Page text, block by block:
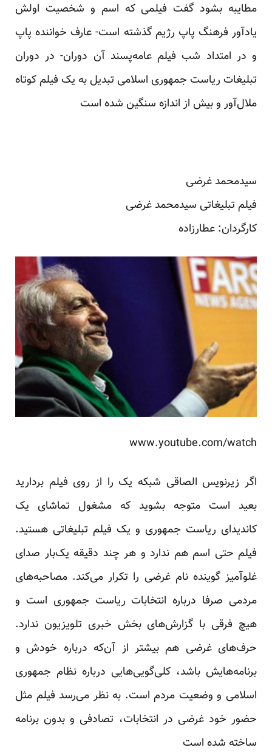
مطایبه بشود گفت فیلمی که اسم و شخصیت اولش
یادآور فرهنگ پاپ رژیم گذشته است- عارف خواننده پاپ
و در امتداد شب فیلم عامه‌پسند آن دوران- در دوران
تبلیغات ریاست جمهوری اسلامی تبدیل به یک فیلم کوتاه
ملال‌آور و بیش از اندازه سنگین شده است
سیدمحمد غرضی
فیلم تبلیغاتی سیدمحمد غرضی
کارگردان: عطارزاده
www.youtube.com/watch
اگر زیرنویس الصاقی شبکه یک را از روی فیلم بردارید
بعید است متوجه بشوید که مشغول تماشای یک
کاندیدای ریاست جمهوری و یک فیلم تبلیغاتی هستید.
فیلم حتی اسم هم ندارد و هر چند دقیقه یک‌بار صدای
غلوآمیز گوینده نام غرضی را تکرار می‌کند. مصاحبه‌های
مردمی صرفا درباره انتخابات ریاست جمهوری است و
هیچ فرقی با گزارش‌های بخش خبری تلویزیون ندارد.
حرف‌های غرضی هم بیشتر از آن‌که درباره خودش و
برنامه‌هایش باشد، کلی‌گویی‌هایی درباره نظام جمهوری
اسلامی و وضعیت مردم است. به نظر می‌رسد فیلم مثل
حضور خود غرضی در انتخابات، تصادفی و بدون برنامه
ساخته شده است